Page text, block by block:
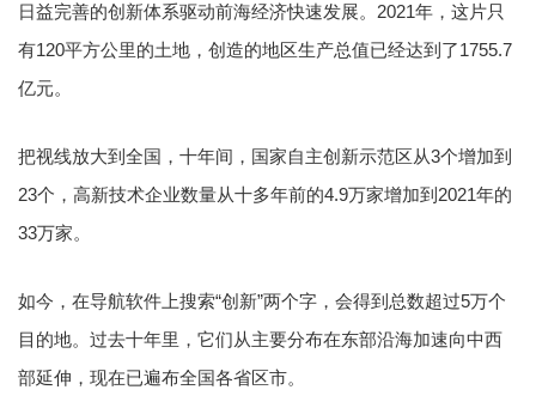
日益完善的创新体系驱动前海经济快速发展。2021年，这片只
有120平方公里的土地，创造的地区生产总值已经达到了1755.7
亿元。
把视线放大到全国，十年间，国家自主创新示范区从3个增加到
23个，高新技术企业数量从十多年前的4.9万家增加到2021年的
33万家。
如今，在导航软件上搜索“创新”两个字，会得到总数超过5万个
目的地。过去十年里，它们从主要分布在东部沿海加速向中西
部延伸，现在已遍布全国各省区市。